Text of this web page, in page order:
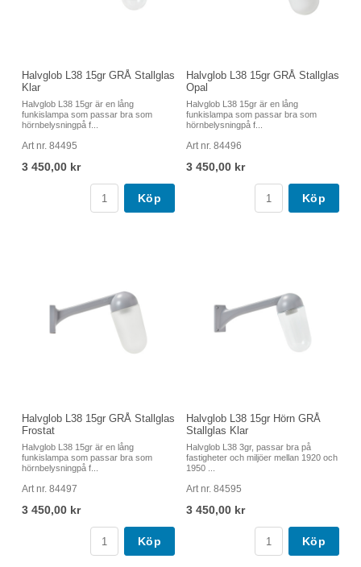
Halvglob L38 15gr GRÅ Stallglas
Klar
Halvglob L38 15gr är en lång
funkislampa som passar bra som
hörnbelysningpå f...
Art nr. 84495
3 450,00 kr
Köp
Halvglob L38 15gr GRÅ Stallglas
Opal
Halvglob L38 15gr är en lång
funkislampa som passar bra som
hörnbelysningpå f...
Art nr. 84496
3 450,00 kr
Köp
Halvglob L38 15gr GRÅ Stallglas
Frostat
Halvglob L38 15gr är en lång
funkislampa som passar bra som
hörnbelysningpå f...
Art nr. 84497
3 450,00 kr
Köp
Halvglob L38 15gr Hörn GRÅ
Stallglas Klar
Halvglob L38 3gr, passar bra på
fastigheter och miljöer mellan 1920 och
1950 ...
Art nr. 84595
3 450,00 kr
Köp